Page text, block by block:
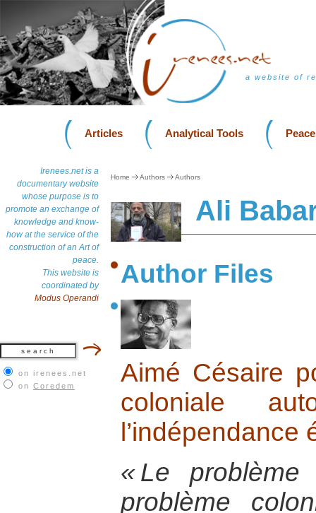
a website of
Articles Analytical Tools
Irenees.net is a
documentary website
whose purpose is to
promote an exchange of
knowledge and know-
how at the service of the
construction of an Art of
peace.
This website is
coordinated by
Modus Operandi
on irenees.net
on Coredem
Home Authors Authors
Ali
Author Files
Aimé Césaire
coloniale
« Le
problème